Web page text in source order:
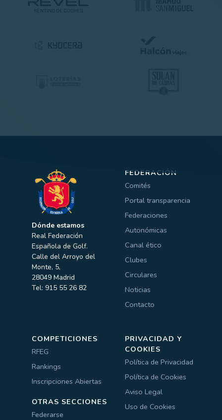
Dónde estamos
Real Federación
Española de Golf.
Calle del Arroyo del
Monte, 5,
28049 Madrid
Tel: 915 55 26 82
FEDERACIÓN
Comités
Portal transparencia
Federaciones
Autonómicas
Canal ético
Clubes
Circulares
Noticias
Contacto
COMPETICIONES
RFEG
Rankings
Inscripciones Abiertas
OTRAS SECCIONES
Federarse
PRIVACIDAD Y
COOKIES
Política de Privacidad
Política de Cookies
Aviso Legal
Uso de Cookies